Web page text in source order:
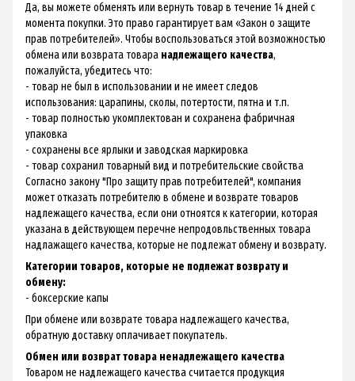
Да, вы можете обменять или вернуть товар в течение 14 дней с
момента покупки. Это право гарантирует вам «Закон о защите
прав потребителей». Чтобы воспользоваться этой возможностью
обмена или возврата товара надлежащего качества,
пожалуйста, убедитесь что:
- товар не был в использовании и не имеет следов
использования: царапины, сколы, потертости, пятна и т.п.
- товар полностью укомплектован и сохранена фабричная
упаковка
- сохранены все ярлыки и заводская маркировка
- товар сохранил товарный вид и потребительские свойства
Согласно закону "Про защиту прав потребителей", компания
может отказать потребителю в обмене и возврате товаров
надлежащего качества, если они отноятся к категории, которая
указана в действующем перечне непродовльственных товара
надлажащего качества, которые не подлежат обмену и возврату.
Категории товаров, которые не подлежат возврату и
обмену:
- боксерские капы
При обмене или возврате товара надлежащего качества,
обратную доставку оплачивает покупатель.
Обмен или возврат товара ненадлежащего качества
Товаром не надлежащего качества считается продукция